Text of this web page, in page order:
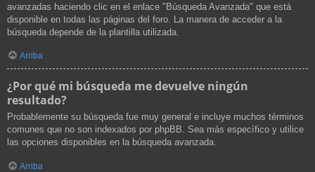
avanzadas haciendo clic en el enlace "Búsqueda Avanzada" que está
disponible en todas las páginas del foro. La manera de acceder a la
búsqueda depende de la plantilla utilizada.
Arriba
¿Por qué mi búsqueda me devuelve ningún
resultado?
Probablemente su búsqueda fue muy general e incluye muchos términos
comunes que no son indexados por phpBB. Sea más específico y utilice
las opciones disponibles en la búsqueda avanzada.
Arriba